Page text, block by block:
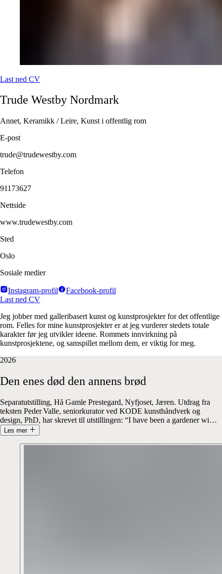
Last ned CV
Trude Westby Nordmark
Annet, Keramikk / Leire, Kunst i offentlig rom
E-post
trude@trudewestby.com
Telefon
91173627
Nettside
www.trudewestby.com
Sted
Oslo
Sosiale medier
Instagram-profil
Facebook-profil
Last ned CV
Jeg jobber med galleribasert kunst og kunstprosjekter for det offentlige
rom. Felles for mine kunstprosjekter er at jeg vurderer stedets totale
karakter før jeg utvikler ideene. Rommets innvirkning på
kunstprosjektene, og samspillet mellom dem, er viktig for meg.
2026
Den enes død den annens brød
Separatutstilling, Hå Gamle Prestegard, Nyfjoset, Jæren. Utdrag fra
teksten Peder Valle, senior­kurator ved KODE kunsthåndverk og
design, PhD, har skrevet til utstillingen: “I have been a gardener wi…
Les mer